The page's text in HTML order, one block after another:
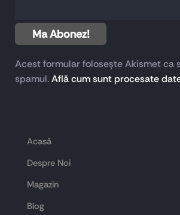
Acest formular folosește Akismet ca
spamul.Află cum sunt procesate
Acasă
Despre Noi
Magazin
Blog